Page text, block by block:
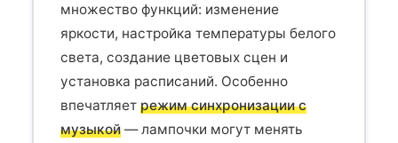
множество функций: изменение
яркости, настройка температуры белого
света, создание цветовых сцен и
установка расписаний. Особенно
впечатляет режим синхронизации с
музыкой — лампочки могут менять